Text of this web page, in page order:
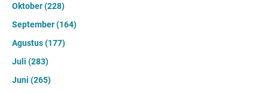
Oktober(228)
September(164)
Agustus(177)
Juli (283)
Juni (265)